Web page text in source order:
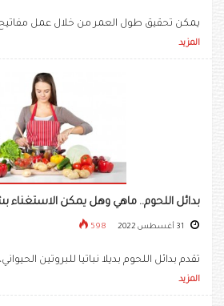
يمكن تحقيق طول العمر من خلال عمل
المزيد
بدائل اللحوم.. ماهي وهل يمكن الاستغناء
598
تقدم بدائل اللحوم بديلا نباتيا للبروتين
المزيد